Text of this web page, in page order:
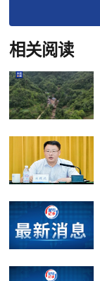
相关阅读